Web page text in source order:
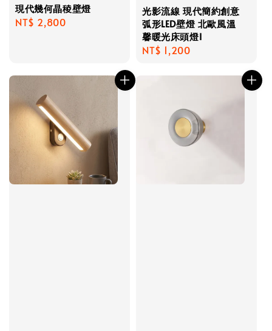
現代幾何晶稜壁燈
Regular
NT$ 2,800
光影流線 現代簡約創意
弧形LED壁燈 北歐風溫
馨暖光床頭燈I
Regular
NT$ 1,200